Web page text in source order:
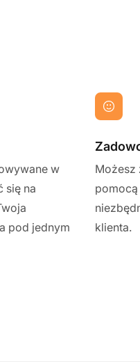
w
się na
pod jednym
Możesz
pomocą
klienta.